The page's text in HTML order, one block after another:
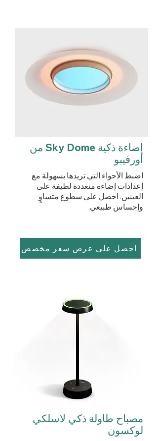
إضاءة ذكية Sky Dome من
أورفيبو
اضبط الأجواء التي تريدها بسهولة مع
إعدادات إضاءة متعددة لطيفة على
العينين. احصل على سطوع متساوٍ
وإحساس طبيعي.
احصل على عرض سعر مخصص
مصباح طاولة ذكي لاسلكي
لوكسون